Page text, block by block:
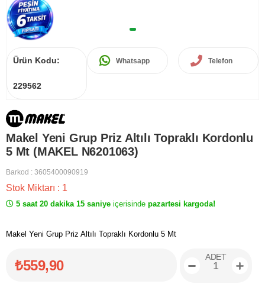
Ürün Kodu:
229562
Whatsapp Telefon
Makel Yeni Grup Priz Altılı Topraklı Kordonlu
5 Mt (MAKEL N6201063)
Barkod : 3605400090919
Stok Miktarı : 1
5 saat 20 dakika 15 saniye içerisinde pazartesi kargoda!
Makel Yeni Grup Priz Altılı Topraklı Kordonlu 5 Mt
₺559,90
ADET